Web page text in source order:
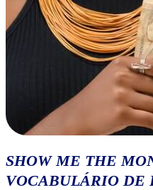
SHOW ME THE
VOCABULÁRIO DE